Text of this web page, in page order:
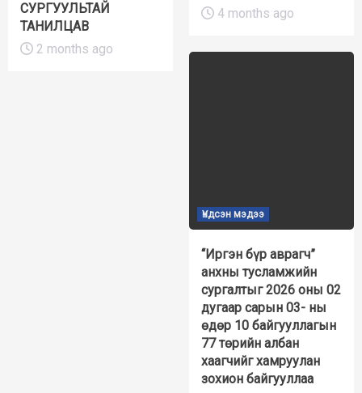
СУРГУУЛЬТАЙ
ТАНИЛЦАВ
2 months ago
4 months ago
Үндсэн мэдээ
“Иргэн бүр аврагч”
анхны тусламжийн
сургалтыг 2026 оны 02
дугаар сарын 03- ны
өдөр 10 байгууллагын
77 төрийн албан
хаагчийг хамруулан
зохион байгууллаа